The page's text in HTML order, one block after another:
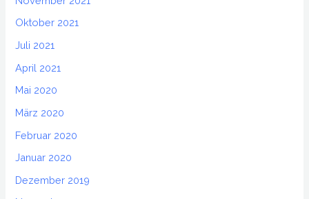
Oktober 2021
Juli 2021
April 2021
Mai 2020
März 2020
Februar 2020
Januar 2020
Dezember 2019